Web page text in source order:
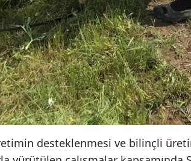
desteklenmesi ve bilinçli